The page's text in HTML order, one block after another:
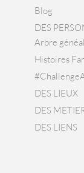
Blog
DES
Arbre
Histoires
DES LIEUX
DES
DES LIENS